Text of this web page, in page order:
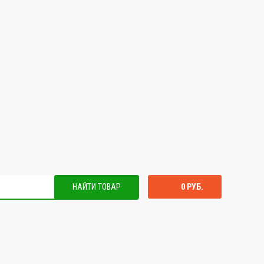
НАЙТИ ТОВАР 0 РУБ.